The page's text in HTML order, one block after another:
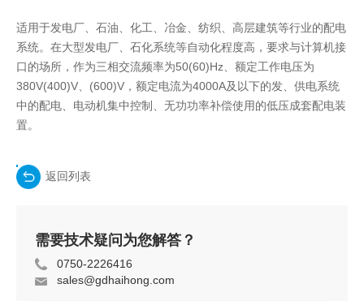
适用于发电厂、石油、化工、冶金、纺织、高层建筑等行业的配电
系统。在大型发电厂、石化系统等自动化程度高，要求与计算机接
口的场所，作为三相交流频率为50(60)Hz、额定工作电压为
380V(400)V、(600)V，额定电流为4000A及以下的发、供电系统
中的配电、电动机集中控制、无功功率补偿使用的低压成套配电装
置。
返回列表
需要技术疑问为您解答？
0750-2226416
sales@gdhaihong.com